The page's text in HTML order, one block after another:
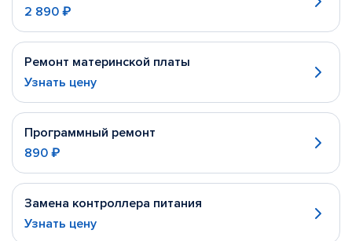
2 890 ₽
Ремонт материнской платы
Узнать цену
Программный ремонт
890 ₽
Замена контроллера питания
Узнать цену